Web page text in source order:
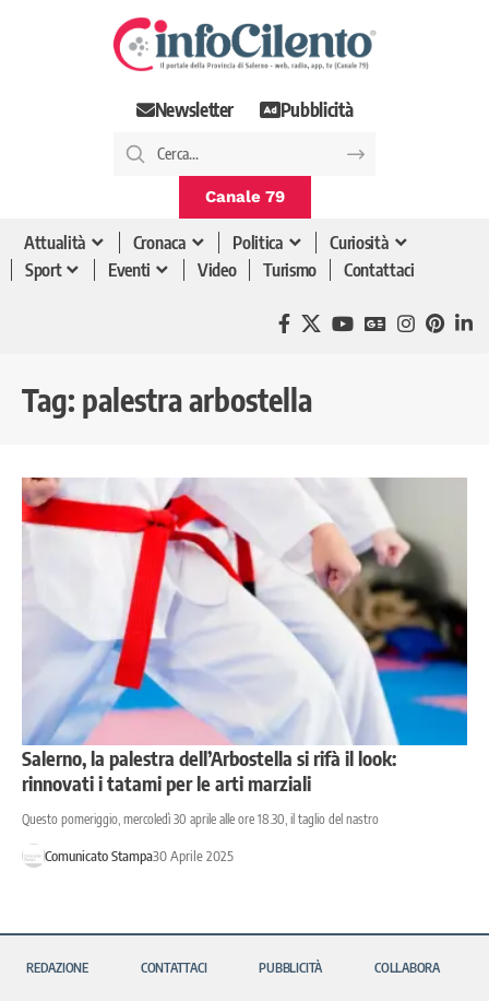
Newsletter Pubblicità
Canale 79
Attualità Cronaca Politica
Curiosità
Sport
Eventi Video Turismo Contattaci
Tag: palestra arbostella
Salerno, la palestra dell’Arbostella si rifà il look:
rinnovati i tatami per le arti marziali
Questo pomeriggio, mercoledì 30 aprile alle ore 18.30, il taglio del nastro
Comunicato Stampa30 Aprile 2025
REDAZIONE CONTATTACI PUBBLICITÀ COLLABORA